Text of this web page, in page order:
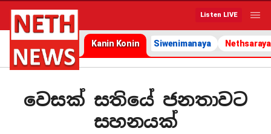
Listen LIVE
Kanin Konin Siwenimanaya Nethsaraya
වෙසක් සතියේ ජනතාවට
සහනයක්